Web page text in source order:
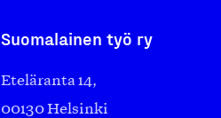
Suomalainen työ ry
Eteläranta 14,
00130 Helsinki